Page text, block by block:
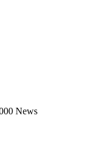
News